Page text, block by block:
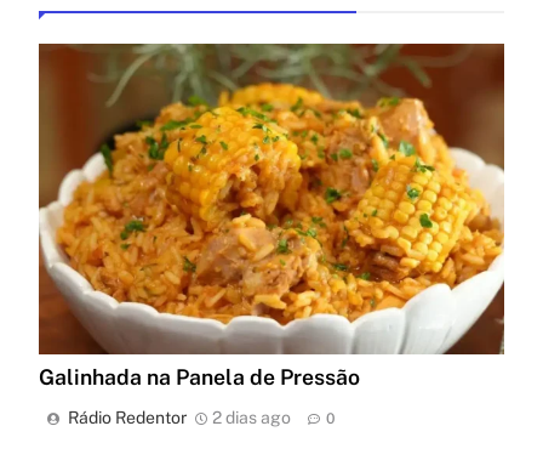
Galinhada na Panela de Pressão
Rádio Redentor 2 dias ago 0